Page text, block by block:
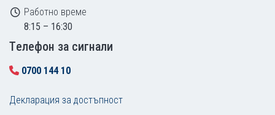
Работно време
8:15 – 16:30
Tелефон за сигнали
0700 144 10
Декларация за достъпност